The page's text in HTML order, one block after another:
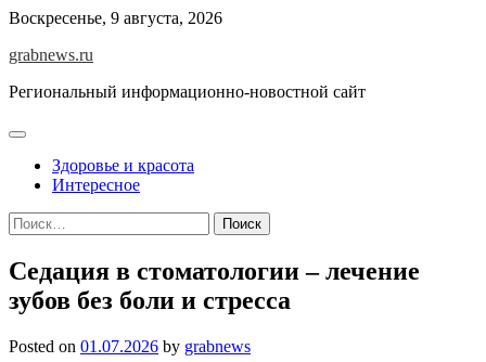
Skip
content
Воскресенье, 9 августа, 2026
grabnews.ru
Региональный информационно-новостной сайт
Здоровье и красота
Интересное
Найти:
Седация в стоматологии – лечение
зубов без боли и стресса
Posted on 01.07.2026 by grabnews